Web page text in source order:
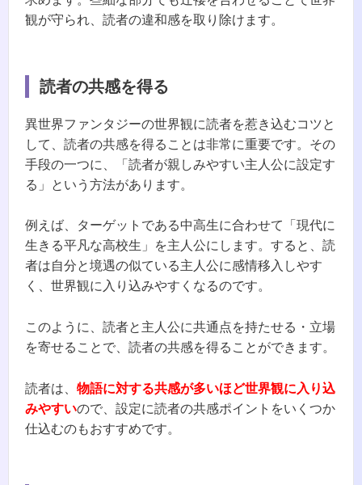
観が守られ、読者の違和感を取り除けます。
読者の共感を得る
異世界ファンタジーの世界観に読者を惹き込むコツと
して、読者の共感を得ることは非常に重要です。その
手段の一つに、「読者が親しみやすい主人公に設定す
る」という方法があります。
例えば、ターゲットである中高生に合わせて「現代に
生きる平凡な高校生」を主人公にします。すると、読
者は自分と境遇の似ている主人公に感情移入しやす
く、世界観に入り込みやすくなるのです。
このように、読者と主人公に共通点を持たせる・立場
を寄せることで、読者の共感を得ることができます。
読者は、 物語に対する共感が多いほど世界観に入り込
みやすいので、設定に読者の共感ポイントをいくつか
仕込むのもおすすめです。